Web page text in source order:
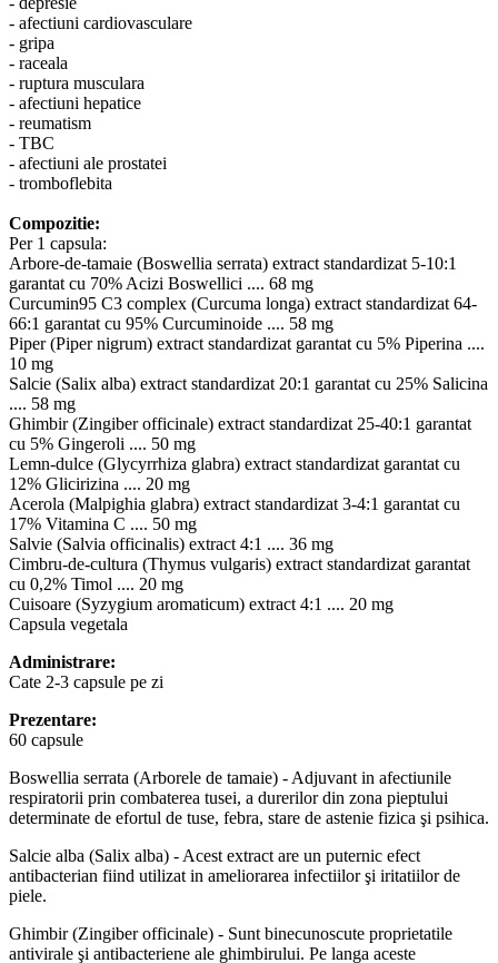
- afectiuni cardiovasculare
- gripa
- raceala
- ruptura musculara
- afectiuni hepatice
- reumatism
- TBC
- afectiuni ale prostatei
- tromboflebita
Compozitie:
Per 1 capsula:
Arbore-de-tamaie (Boswellia serrata) extract standardizat 5-10:1
garantat cu 70% Acizi Boswellici .... 68 mg
Curcumin95 C3 complex (Curcuma longa) extract standardizat 64-
66:1 garantat cu 95% Curcuminoide .... 58 mg
Piper (Piper nigrum) extract standardizat garantat cu 5% Piperina ....
10 mg
Salcie (Salix alba) extract standardizat 20:1 garantat cu 25% Salicina
.... 58 mg
Ghimbir (Zingiber officinale) extract standardizat 25-40:1 garantat
cu 5% Gingeroli .... 50 mg
Lemn-dulce (Glycyrrhiza glabra) extract standardizat garantat cu
12% Glicirizina .... 20 mg
Acerola (Malpighia glabra) extract standardizat 3-4:1 garantat cu
17% Vitamina C .... 50 mg
Salvie (Salvia officinalis) extract 4:1 .... 36 mg
Cimbru-de-cultura (Thymus vulgaris) extract standardizat garantat
cu 0,2% Timol .... 20 mg
Cuisoare (Syzygium aromaticum) extract 4:1 .... 20 mg
Capsula vegetala
Administrare:
Cate 2-3 capsule pe zi
Prezentare:
60 capsule
Boswellia serrata (Arborele de tamaie) - Adjuvant in afectiunile
respiratorii prin combaterea tusei, a durerilor din zona pieptului
determinate de efortul de tuse, febra, stare de astenie fizica şi psihica.
Salcie alba (Salix alba) - Acest extract are un puternic efect
antibacterian fiind utilizat in ameliorarea infectiilor şi iritatiilor de
piele.
Ghimbir (Zingiber officinale) - Sunt binecunoscute proprietatile
antivirale şi antibacteriene ale ghimbirului. Pe langa aceste